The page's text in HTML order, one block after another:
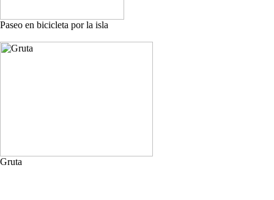
Paseo en bicicleta por la isla
Gruta